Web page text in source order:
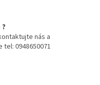
nás a
0948650071